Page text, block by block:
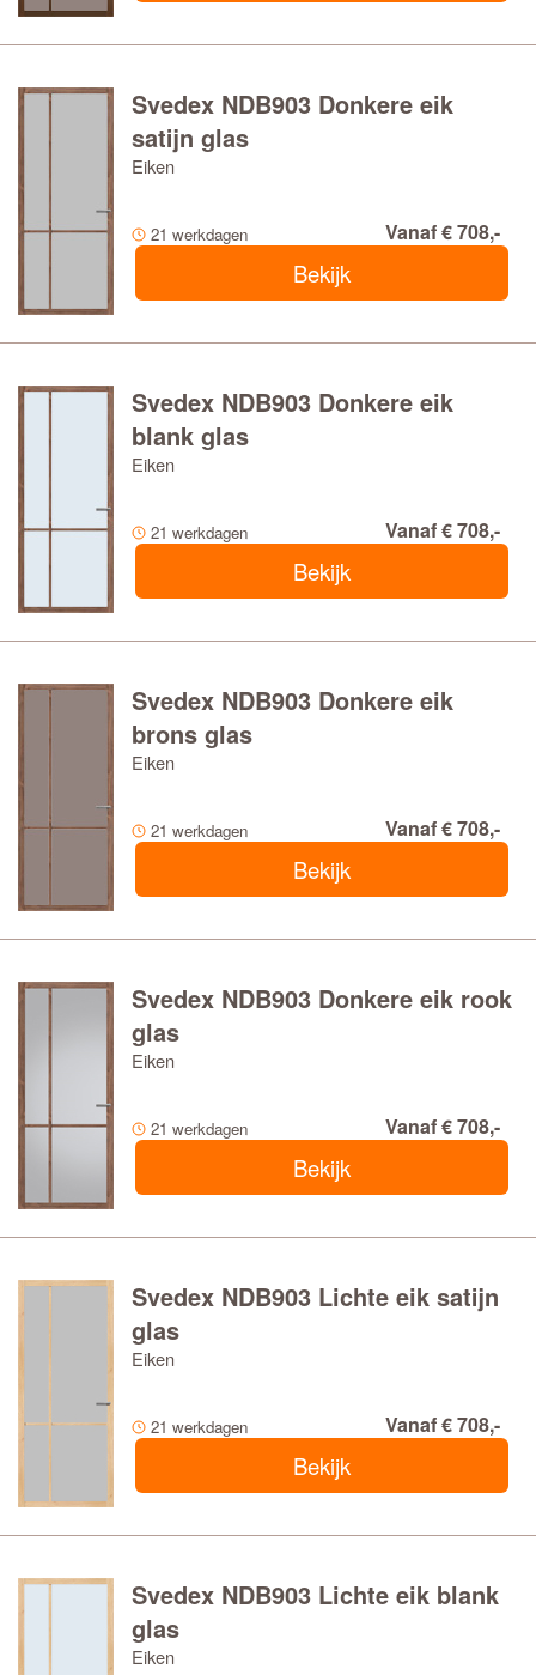
Svedex NDB903 Donkere eik
satijn glas
Eiken
21 werkdagen Vanaf € 708,-
Bekijk
Svedex NDB903 Donkere eik
blank glas
Eiken
21 werkdagen Vanaf € 708,-
Bekijk
Svedex NDB903 Donkere eik
brons glas
Eiken
21 werkdagen Vanaf € 708,-
Bekijk
Svedex NDB903 Donkere eik rook
glas
Eiken
21 werkdagen Vanaf € 708,-
Bekijk
Svedex NDB903 Lichte eik satijn
glas
Eiken
21 werkdagen Vanaf € 708,-
Bekijk
Svedex NDB903 Lichte eik blank
glas
Eiken